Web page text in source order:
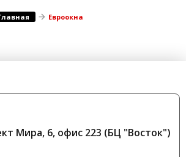
Евроокна
Мира, 6, офис 223 (БЦ "Восток")